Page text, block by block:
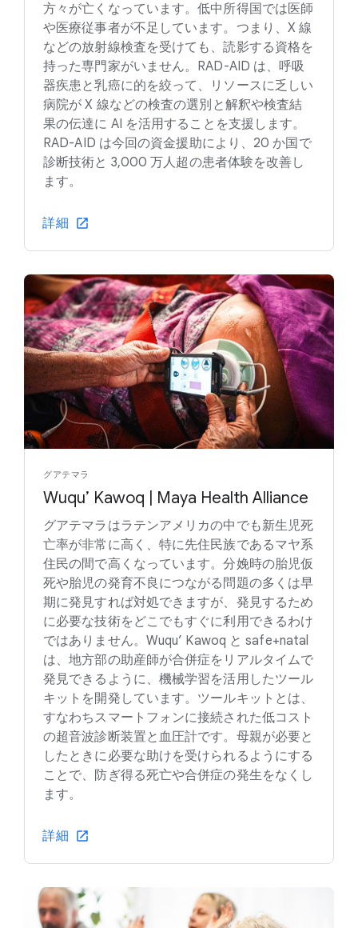
方々が亡くなっています。低中所得国では医師
や医療従事者が不足しています。つまり、X 線
などの放射線検査を受けても、読影する資格を
持った専門家がいません。RAD-AID は、呼吸
器疾患と乳癌に的を絞って、リソースに乏しい
病院が X 線などの検査の選別と解釈や検査結
果の伝達に AI を活用することを支援します。
RAD-AID は今回の資金援助により、20 か国で
診断技術と 3,000 万人超の患者体験を改善し
ます。
詳細
グアテマラ
Wuqu’ Kawoq | Maya Health Alliance
グアテマラはラテンアメリカの中でも新生児死
亡率が非常に高く、特に先住民族であるマヤ系
住民の間で高くなっています。分娩時の胎児仮
死や胎児の発育不良につながる問題の多くは早
期に発見すれば対処できますが、発見するため
に必要な技術をどこでもすぐに利用できるわけ
ではありません。Wuqu’ Kawoq と safe+natal
は、地方部の助産師が合併症をリアルタイムで
発見できるように、機械学習を活用したツール
キットを開発しています。ツールキットとは、
すなわちスマートフォンに接続された低コスト
の超音波診断装置と血圧計です。母親が必要と
したときに必要な助けを受けられるようにする
ことで、防ぎ得る死亡や合併症の発生をなくし
ます。
詳細